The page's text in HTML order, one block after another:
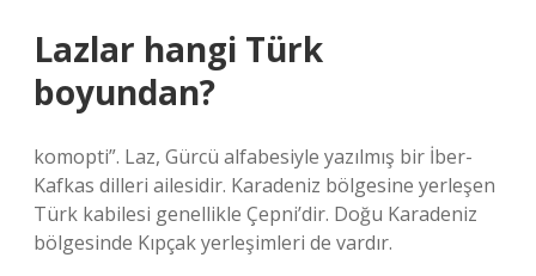
Lazlar hangi Türk
boyundan?
komopti”. Laz, Gürcü alfabesiyle yazılmış bir İber-
Kafkas dilleri ailesidir. Karadeniz bölgesine yerleşen
Türk kabilesi genellikle Çepni’dir. Doğu Karadeniz
bölgesinde Kıpçak yerleşimleri de vardır.